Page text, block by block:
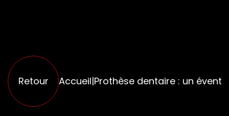
Retour Accueil|Prothèse dentaire : un